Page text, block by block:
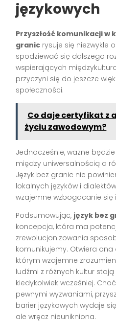
językowych
Przyszłość komunikacji w
granic rysuje się niezwykle
spodziewać się dalszego
wspierających
przyczyni się do jeszcze
społeczności.
Co daje certyfikat z
życiu zawodowym?
Jednocześnie, ważne
między uniwersalnością a
Język bez granic nie
lokalnych języków i
wzajemne wzbogacanie się
Podsumowując, język bez
koncepcja, która ma
zrewolucjonizowania
komunikujemy. Otwiera ona
którym wzajemne
ludźmi z różnych kultur stają
kiedykolwiek wcześniej.
pewnymi wyzwaniami,
barier językowych wydaje
ale wręcz nieunikniona.